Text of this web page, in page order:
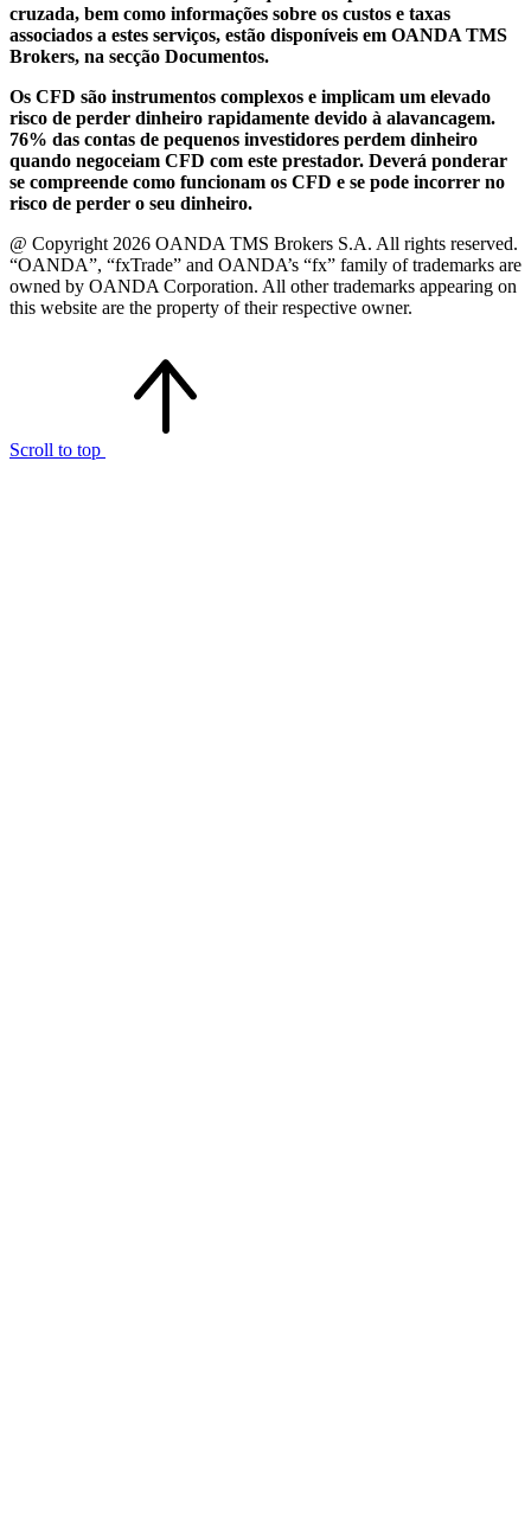
cruzada, bem como informações sobre os custos e taxas
associados a estes serviços, estão disponíveis em OANDA TMS
Brokers, na secção Documentos.
Os CFD são instrumentos complexos e implicam um elevado
risco de perder dinheiro rapidamente devido à alavancagem.
76% das contas de pequenos investidores perdem dinheiro
quando negoceiam CFD com este prestador. Deverá ponderar
se compreende como funcionam os CFD e se pode incorrer no
risco de perder o seu dinheiro.
@ Copyright 2026 OANDA TMS Brokers S.A. All rights reserved.
“OANDA”, “fxTrade” and OANDA’s “fx” family of trademarks are
owned by OANDA Corporation. All other trademarks appearing on
this website are the property of their respective owner.
Scroll to top